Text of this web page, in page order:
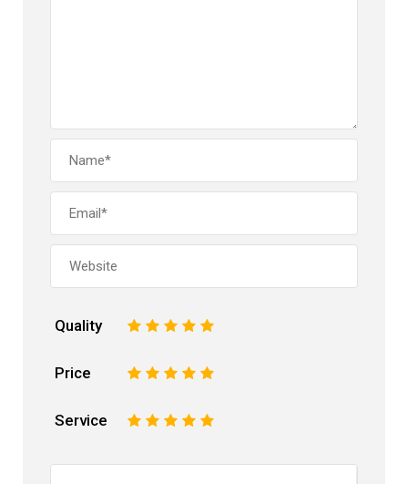
Quality 5
4
3
2
Price 5
4
3
2
Service 5
4
3
2